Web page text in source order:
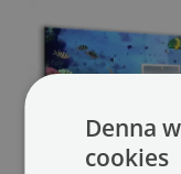
Denna
cookies